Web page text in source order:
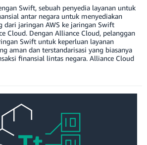
Swift, sebuah penyedia layanan untuk
antar negara untuk menyediakan
dari jaringan AWS ke jaringan Swift
Cloud. Dengan Alliance Cloud, pelanggan
Swift untuk keperluan layanan
aman dan terstandarisasi yang biasanya
finansial lintas negara. Alliance Cloud